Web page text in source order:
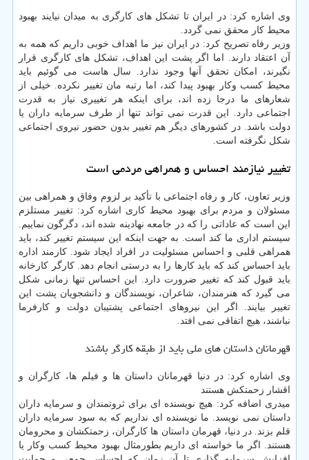
وی اشاره کرد: در ایران تا تشکل های کارگری به میدان نیایند بهبود
محیط کار محقق نمی گردد.
وزیر رفاه تصریح کرد: در ایران نیز ما اهداف خوبی داریم که همه به
آن اعتقاد دارند. اما اگر پشت این اهداف، تشکل های کارگری قرار
نگیرند، امکان تحقق آنها وجود ندارد. سال هاست می گوئیم باید
محیط کسب وکار بهبود پیدا کند، اما رتبه مان تغییر نکرده. خیلی از
شعارهای ما درجا زده اند، برای اینکه هر تغییری نیاز به قدرت
اجتماعی دارد. این قدرت نمی تواند تنها از طرف سرمایه داران یا
دولت باشد. در کشورهای دیگر هم تغییر بدون حضور نیروی اجتماعی
شکل نگرفته است.
تغییر نیازمند احساس و همراهی مردمی است
وزیر تعاون، کار و رفاه اجتماعی با تأکید بر لزوم وفاق و همراهی بین
مسئولان و مردم برای بهبود محیط کاری اشاره کرد: تغییر مستلزم
این است که عاداتی را که در جامعه نهادینه شده اند، دگرگون نماییم.
سیستم اداری ما کند است. به جهت اینکه این سیستم تغییر کند، باید
همراهی قلبی و احساس مسئولیت در افراد ایجاد شود. کارمند اداره
باید احساس کند که باید کارها را به درستی انجام دهد. کارگر کارخانه
باید قبول کند که تغییر ضرورت دارد. این احساس تنها زمانی شکل
می گیرد که هنرمندان، شاعران، نویسندگان و دانشجویان پشت این
تغییر بیایند. اگر این نیروهای اجتماعی پشتیبان دولت و کارفرما
نباشند، هیچ اتفاقی نمی افتد.
قهرمانان داستان های ملی باید از طبقه کارگر باشند
وی اشاره کرد: در دنیا قهرمانان داستان ها و فیلم ها، کارگران و
اقشار زحمتکش هستند
میدری اضافه کرد: هیچ نویسنده ای برای ثروتمندان و سرمایه داران
داستان نمی نویسد. ما نویسنده ای نداریم که به سود سرمایه داران
قلم بزند. در دنیا، قهرمان داستان ها کارگران، زحمتکشان و محرومان
هستند. اگر ما خواسته ای داریم بطورمثال بهبود محیط کسب وکار یا